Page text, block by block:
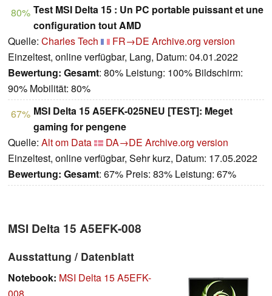
80% Test MSI Delta 15 : Un PC portable puissant et une
configuration tout AMD
Quelle: Charles Tech FR→DE Archive.org version
Einzeltest, online verfügbar, Lang, Datum: 04.01.2022
Bewertung: Gesamt: 80% Leistung: 100% Bildschirm:
90% Mobilität: 80%
67% MSI Delta 15 A5EFK-025NEU [TEST]: Meget
gaming for pengene
Quelle: Alt om Data DA→DE Archive.org version
Einzeltest, online verfügbar, Sehr kurz, Datum: 17.05.2022
Bewertung: Gesamt: 67% Preis: 83% Leistung: 67%
MSI Delta 15 A5EFK-008
Ausstattung / Datenblatt
Notebook: MSI Delta 15 A5EFK-
008